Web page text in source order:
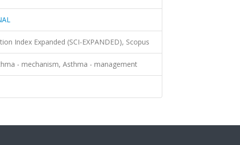
Index Expanded (SCI-EXPANDED), Scopus
- mechanism, Asthma - management